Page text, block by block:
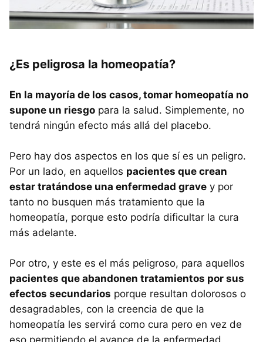
¿Es peligrosa la homeopatía?
En la mayoría de los casos, tomar homeopatía no
supone un riesgo para la salud. Simplemente, no
tendrá ningún efecto más allá del placebo.
Pero hay dos aspectos en los que sí es un peligro.
Por un lado, en aquellos pacientes que crean
estar tratándose una enfermedad grave y por
tanto no busquen más tratamiento que la
homeopatía, porque esto podría dificultar la cura
más adelante.
Por otro, y este es el más peligroso, para aquellos
pacientes que abandonen tratamientos por sus
efectos secundarios porque resultan dolorosos o
desagradables, con la creencia de que la
homeopatía les servirá como cura pero en vez de